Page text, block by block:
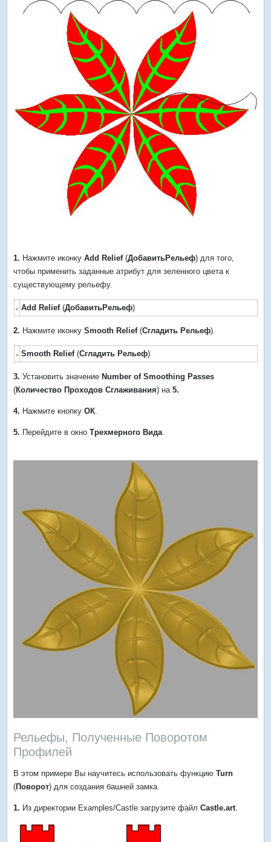
1. Нажмите иконкуAdd Relief(ДобавитьРельеф) для того,
чтобы применить заданные атрибут для зеленного цвета к
существующему рельефу.
Add Relief(ДобавитьРельеф)
2. Нажмите иконкуSmooth Relief(Сгладить Рельеф).
Smooth Relief(Сгладить Рельеф)
3. Установить значение Number of Smoothing Passes
(Количество Проходов Сглаживания) на5.
4. Нажмите кнопкуОК.
5. Перейдите в окноТрехмерного Вида.
Рельефы, Полученные Поворотом
Профилей
В этом примере Вы научитесь использовать функциюTurn
(Поворот) для создания башней замка.
1. Из директории Examples/Castle загрузите файлCastle.art.